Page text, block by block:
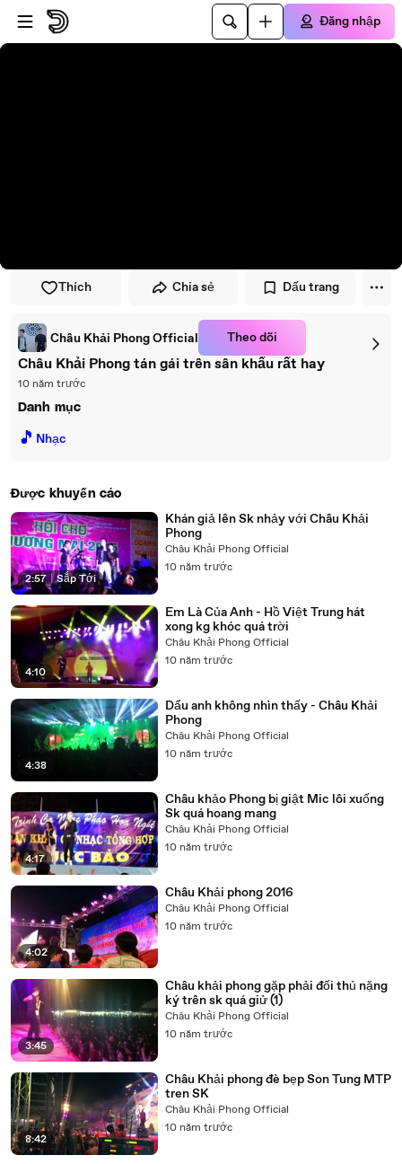
Đi đến trình phát
Đi đến nội dung chính
Đăng nhập
Thích Chia sẻ Dấu trang
Châu Khải Phong Official Theo dõi
Châu Khải Phong tán gái trên sân khấu rất hay
10 năm trước
Danh mục
🎵 Nhạc
Được khuyến cáo
2:57 | Sắp Tới
Khán giả lên Sk nhảy với Châu Khải
Phong
Châu Khải Phong Official
10 năm trước
4:10
Em Là Của Anh - Hồ Việt Trung hát
xong kg khóc quá trời
Châu Khải Phong Official
10 năm trước
4:38
Dẩu anh không nhìn thấy - Châu Khải
Phong
Châu Khải Phong Official
10 năm trước
4:17
Châu khảo Phong bị giật Mic lôi xuống
Sk quá hoang mang
Châu Khải Phong Official
10 năm trước
4:02
Châu Khải phong 2016
Châu Khải Phong Official
10 năm trước
3:45
Châu khải phong gặp phải đối thủ nặng
ký trên sk quá giử (1)
Châu Khải Phong Official
10 năm trước
8:42
Châu Khải phong đè bẹp Son Tung MTP
tren SK
Châu Khải Phong Official
10 năm trước